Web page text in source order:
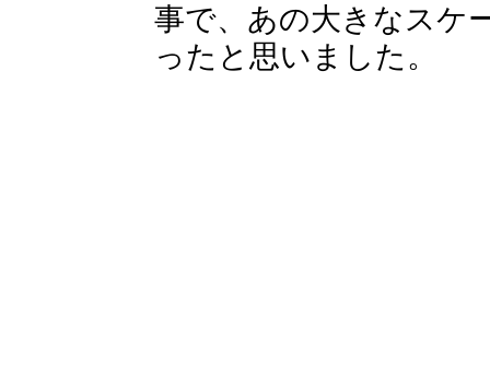
事で、あの大きなスケ
ったと思いました。